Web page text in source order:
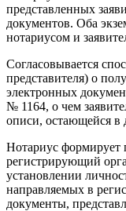
представленных
документов. Оба
нотариусом и
Согласовывается
представителя) о
электронных
№ 1164, о чем
описи, остающейся в
Нотариус формирует
регистрирующий
установлении
направляемых в
документы,